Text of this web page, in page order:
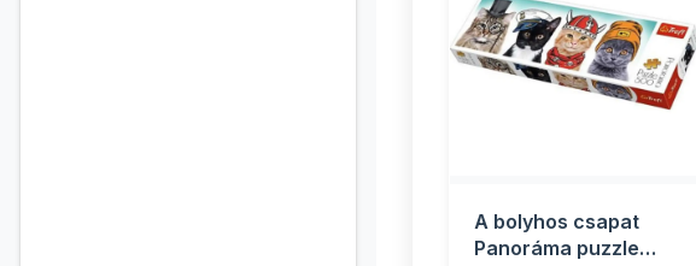
A bolyhos csapat
Panoráma puzzle